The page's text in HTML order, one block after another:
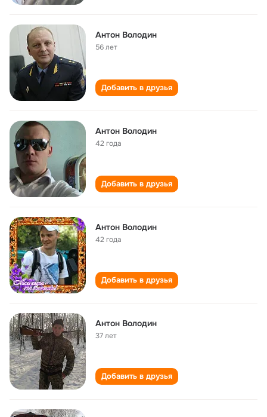
Антон Володин
56 лет
Добавить в друзья
Антон Володин
42 года
Добавить в друзья
Антон Володин
42 года
Добавить в друзья
Антон Володин
37 лет
Добавить в друзья